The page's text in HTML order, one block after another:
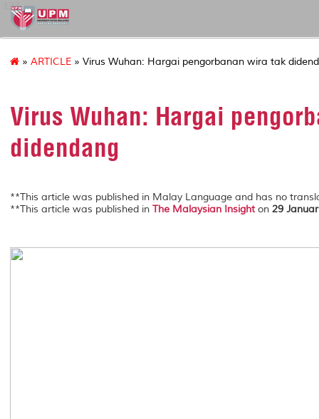
127
» ARTICLE » Virus Wuhan: Hargai pengorbanan wira tak
Virus Wuhan: Hargai
didendang
**This article was published in Malay Language and has no
**This article was published in The Malaysian Insight on 29